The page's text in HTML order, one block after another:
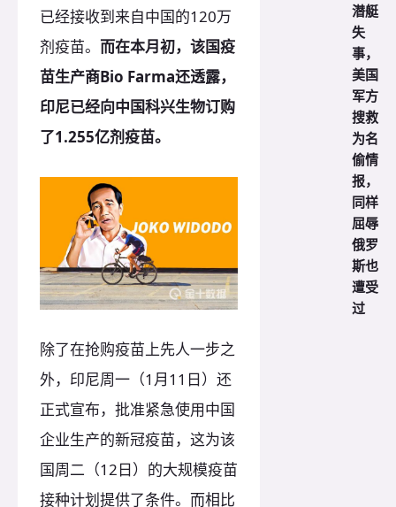
已经接收到来自中国的120万
剂疫苗。 而在本月初，该国疫
苗生产商Bio Farma还透露，
印尼已经向中国科兴生物订购
了1.255亿剂疫苗。
除了在抢购疫苗上先人一步之
外，印尼周一（1月11日）还
正式宣布，批准紧急使用中国
企业生产的新冠疫苗，这为该
国周二（12日）的大规模疫苗
接种计划提供了条件。而相比
潜艇
失
事，
美国
军方
搜救
为名
偷情
报，
同样
屈辱
俄罗
斯也
遭受
过